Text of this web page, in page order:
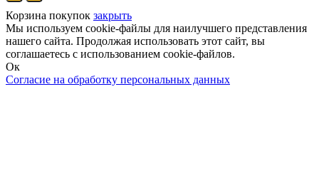
Корзина покупок закрыть
Мы используем cookie-файлы для наилучшего представления
нашего сайта. Продолжая использовать этот сайт, вы
соглашаетесь с использованием cookie-файлов.
Ок
Согласие на обработку персональных данных